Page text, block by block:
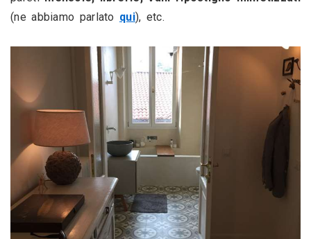
(ne abbiamo parlato qui), etc.